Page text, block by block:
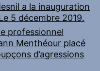
a la inauguration
5 décembre 2019.
professionnel
Menthéour placé
d’agressions